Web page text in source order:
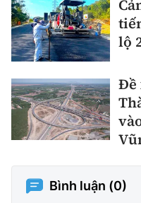
lộ
Đề
Bình luận (0)